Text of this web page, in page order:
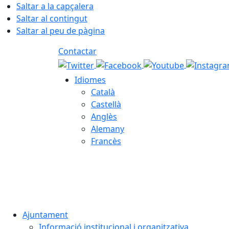
Saltar a la capçalera
Saltar al contingut
Saltar al peu de pàgina
Contactar
Idiomes
Català
Castellà
Anglès
Alemany
Francès
Ajuntament